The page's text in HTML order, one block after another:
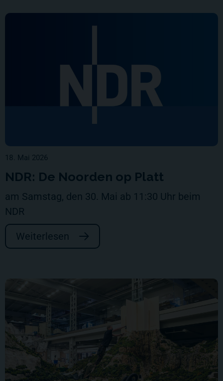
18. Mai 2026
NDR: De Noorden op Platt
am Samstag, den 30. Mai ab 11:30 Uhr beim
NDR
Weiterlesen